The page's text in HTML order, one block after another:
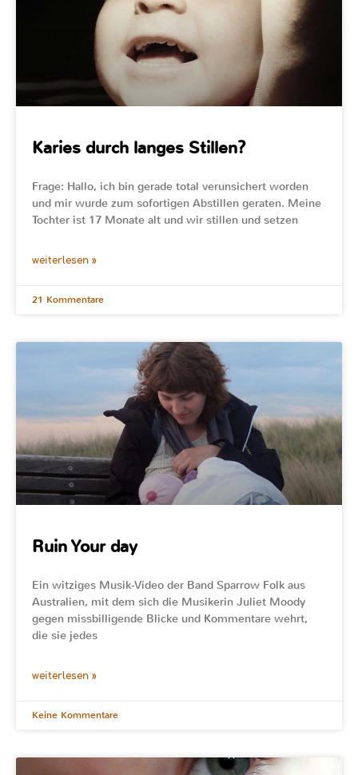
Karies durch langes Stillen?
Frage: Hallo, ich bin gerade total verunsichert worden
und mir wurde zum sofortigen Abstillen geraten. Meine
Tochter ist 17 Monate alt und wir stillen und setzen
weiterlesen »
21 Kommentare
Ruin Your day
Ein witziges Musik-Video der Band Sparrow Folk aus
Australien, mit dem sich die Musikerin Juliet Moody
gegen missbilligende Blicke und Kommentare wehrt,
die sie jedes
weiterlesen »
Keine Kommentare